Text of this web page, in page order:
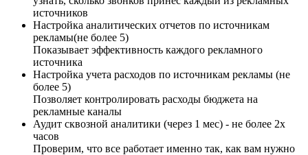
источников
Настройка аналитических отчетов по источникам
рекламы(не более 5)
Показывает эффективность каждого рекламного
источника
Настройка учета расходов по источникам рекламы (не
более 5)
Позволяет контролировать расходы бюджета на
рекламные каналы
Аудит сквозной аналитики (через 1 мес) - не более 2х
часов
Проверим, что все работает именно так, как вам нужно